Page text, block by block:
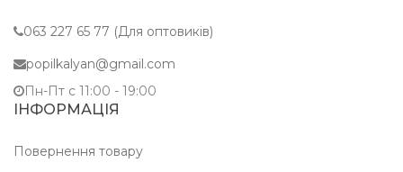
063 227 65 77 (Для оптовиків)
popilkalyan@gmail.com
Пн-Пт c 11:00 - 19:00
ІНФОРМАЦІЯ
Повернення товару